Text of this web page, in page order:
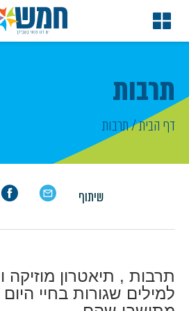
תרבות
דף הבית/תרבות
שיתוף
תרבות , תיאטרון מוזיקה
למילים שגורות בחיי